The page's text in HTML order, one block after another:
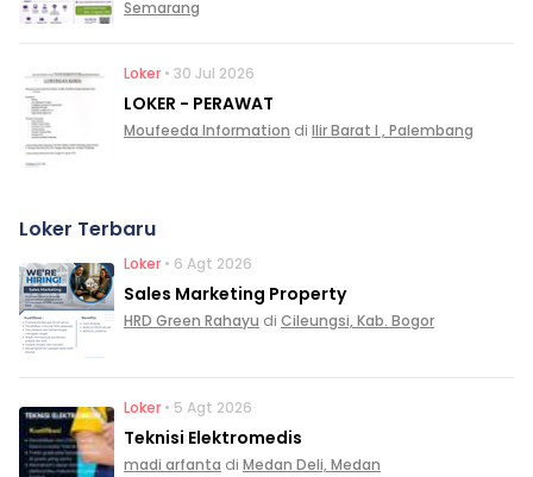
Semarang
Loker • 30 Jul 2026
LOKER - PERAWAT
Moufeeda Information di Ilir Barat I , Palembang
Loker Terbaru
Loker • 6 Agt 2026
Sales Marketing Property
HRD Green Rahayu di Cileungsi, Kab. Bogor
Loker • 5 Agt 2026
Teknisi Elektromedis
madi arfanta di Medan Deli, Medan